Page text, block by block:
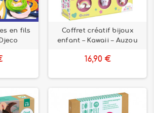
en fils
Coffret créatif bijoux
enfant – Kawaii – Auzou
16,90 €